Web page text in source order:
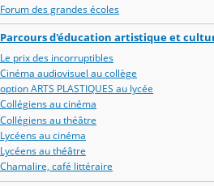
Forum des grandes écoles
Parcours d'éducation artistique et
Le prix des incorruptibles
Cinéma audiovisuel au collège
option ARTS PLASTIQUES au lycée
Collégiens au cinéma
Collégiens au théâtre
Lycéens au cinéma
Lycéens au théâtre
Chamalire, café littéraire